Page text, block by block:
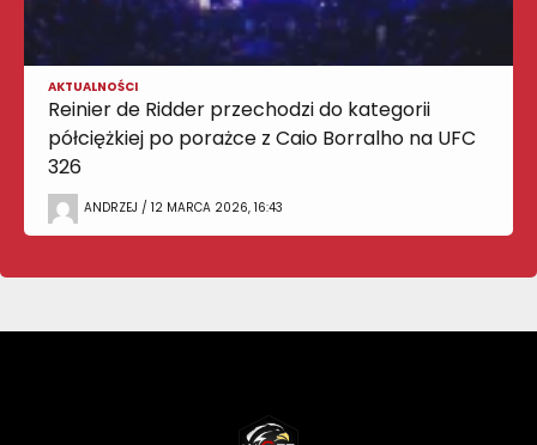
AKTUALNOŚCI
Reinier de Ridder przechodzi do kategorii
półciężkiej po porażce z Caio Borralho na UFC
326
ANDRZEJ / 12 MARCA 2026, 16:43